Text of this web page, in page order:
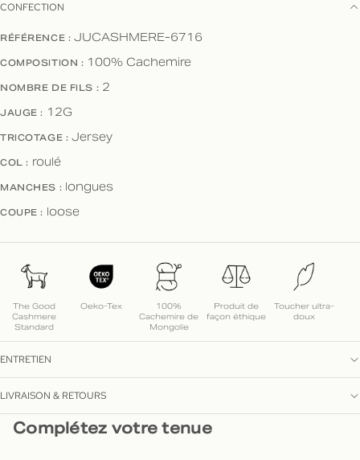
CONFECTION
RÉFÉRENCE : JUCASHMERE-6716
COMPOSITION : 100% Cachemire
NOMBRE DE FILS : 2
JAUGE : 12G
TRICOTAGE : Jersey
COL : roulé
MANCHES : longues
COUPE : loose
The Good
Cashmere
Standard
Oeko-Tex
100%
Cachemire de
Mongolie
Produit de
façon éthique
Toucher ultra-
doux
ENTRETIEN
LIVRAISON & RETOURS
Complétez votre tenue